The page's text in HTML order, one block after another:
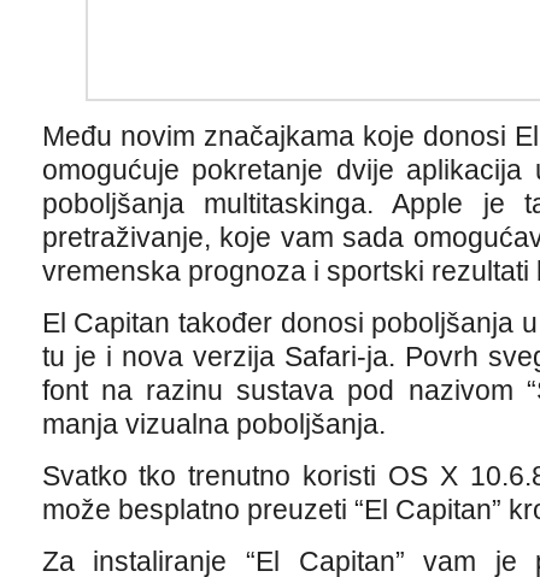
Među novim značajkama koje donosi
omogućuje pokretanje dvije aplikacija
poboljšanja multitaskinga. Apple je
pretraživanje, koje vam sada
vremenska prognoza i sportski
El Capitan također donosi poboljšanja
tu je i nova verzija Safari-ja. Povrh
font na razinu sustava pod nazivom
manja vizualna poboljšanja.
Svatko tko trenutno koristi OS X
može besplatno preuzeti “El Capitan”
Za instaliranje “El Capitan” vam je